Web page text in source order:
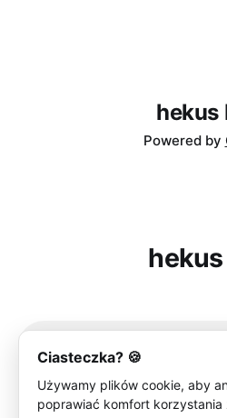
Ciasteczka? 🍪
Używamy plików cookie, aby
poprawiać komfort
hekus
Powered by
hekus